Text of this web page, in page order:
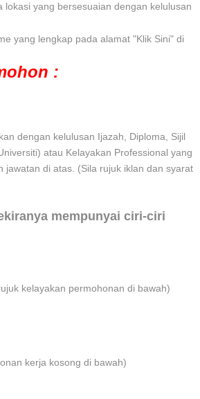
yang bersesuaian dengan kelulusan
yang lengkap pada alamat "Klik Sini" di
:
dengan kelulusan Ijazah, Diploma, Sijil
atau Kelayakan Professional yang
di atas. (Sila rujuk iklan dan syarat
mempunyai ciri-ciri
kelayakan permohonan di bawah)
kerja kosong di bawah)